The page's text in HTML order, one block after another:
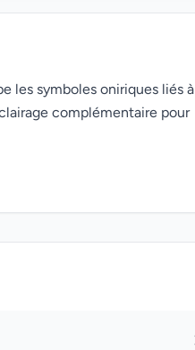
les symboles oniriques liés à
complémentaire pour